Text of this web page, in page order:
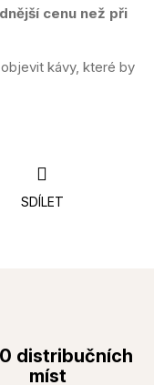
cenu než při
kávy, které by
SDÍLET
distribučních
míst